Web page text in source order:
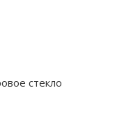
стекло